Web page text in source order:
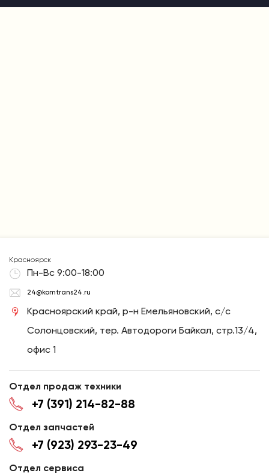
Красноярск
Пн-Вс 9:00-18:00
24@komtrans24.ru
Красноярский край, р-н Емельяновский, с/с
Солонцовский, тер. Автодороги Байкал, стр.13/4,
офис 1
Отдел продаж техники
+7 (391) 214-82-88
Отдел запчастей
+7 (923) 293-23-49
Отдел сервиса